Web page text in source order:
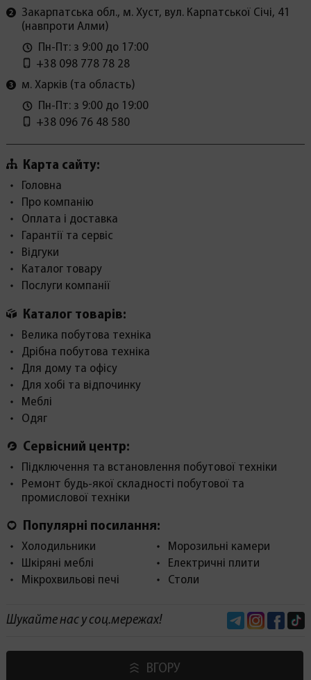
Закарпатська обл., м. Хуст, вул. Карпатської Січі, 41
(навпроти Алми)
Пн-Пт: з 9:00 до 17:00
+38 098 778 78 28
м. Харків (та область)
Пн-Пт: з 9:00 до 19:00
+38 096 76 48 580
Карта сайту:
Головна
Про компанію
Оплата і доставка
Гарантії та сервіс
Відгуки
Каталог товару
Послуги компанії
Каталог товарів:
Велика побутова техніка
Дрібна побутова техніка
Для дому та офісу
Для хобі та відпочинку
Меблі
Одяг
Сервісний центр:
Підключення та встановлення побутової техніки
Ремонт будь-якої складності побутової та
промислової техніки
Популярні посилання:
Холодильники
Шкіряні меблі
Мікрохвильові печі
Морозильні камери
Електричні плити
Столи
Шукайте нас у соц.мережах! TelegramInstagram
ВГОРУ